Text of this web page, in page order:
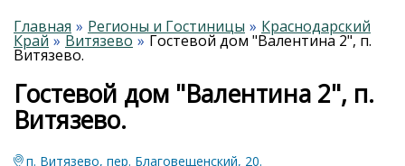
Главная
Регионы и Гостиницы Краснодарский
Край Витязево Гостевой дом "Валентина 2", п.
Витязево.
Гостевой дом "Валентина 2", п.
Витязево.
п. Витязево, пер. Благовещенский, 20.